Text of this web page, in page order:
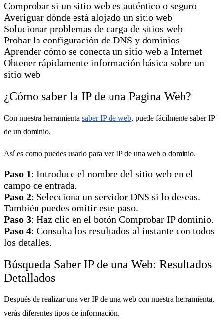
Comprobar si un sitio web es auténtico o seguro
Averiguar dónde está alojado un sitio web
Solucionar problemas de carga de sitios web
Probar la configuración de DNS y dominios
Aprender cómo se conecta un sitio web a Internet
Obtener rápidamente información básica sobre un
sitio web
¿Cómo saber la IP de una Pagina Web?
Con nuestra herramienta saber IP de web, puede fácilmente saber IP
de un dominio.
Así es como puedes usarlo para ver IP de una web o dominio.
Paso 1: Introduce el nombre del sitio web en el
campo de entrada.
Paso 2: Selecciona un servidor DNS si lo deseas.
También puedes omitir este paso.
Paso 3: Haz clic en el botón Comprobar IP dominio.
Paso 4: Consulta los resultados al instante con todos
los detalles.
Búsqueda Saber IP de una Web: Resultados
Detallados
Después de realizar una ver IP de una web con nuestra herramienta,
verás diferentes tipos de información.